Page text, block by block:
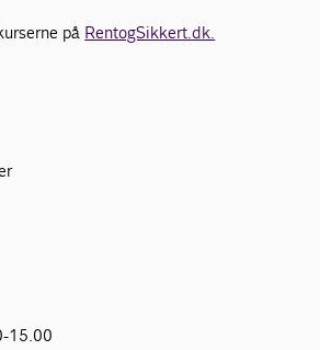
på RentogSikkert.dk.
15.00